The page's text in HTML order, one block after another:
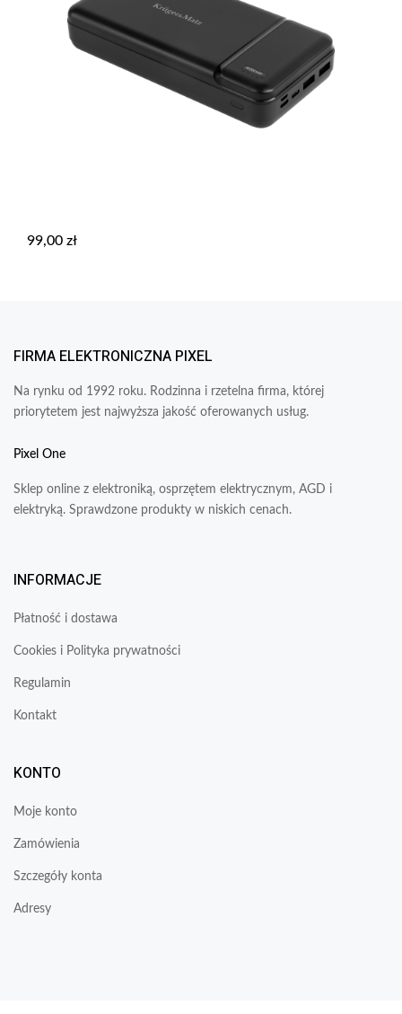
99,00 zł
FIRMA ELEKTRONICZNA PIXEL
Na rynku od 1992 roku. Rodzinna i rzetelna firma, której
priorytetem jest najwyższa jakość oferowanych usług.
Pixel One
Sklep online z elektroniką, osprzętem elektrycznym, AGD i
elektryką. Sprawdzone produkty w niskich cenach.
INFORMACJE
Płatność i dostawa
Cookies i Polityka prywatności
Regulamin
Kontakt
KONTO
Moje konto
Zamówienia
Szczegóły konta
Adresy